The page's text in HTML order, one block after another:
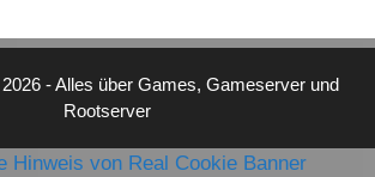
- Alles über Games, Gameserver und
Rootserver
Hinweis von Real Cookie Banner